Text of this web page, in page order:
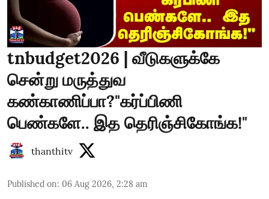
tnbudget2026 | வீடுகளுக்கே
சென்று மருத்துவ
கண்காணிப்பா?"கர்ப்பிணி
பெண்களே.. இத தெரிஞ்சிகோங்க!"
thanthitv
Published on: 06 Aug 2026, 2:28 am